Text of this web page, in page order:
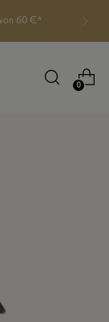
von 60 €*
0